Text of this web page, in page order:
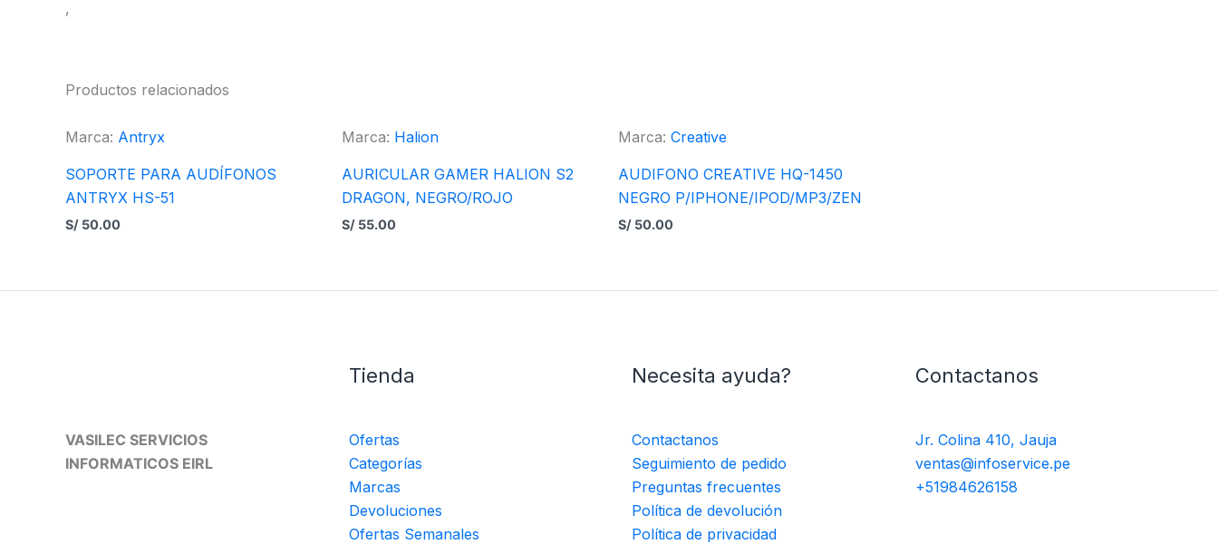
,
Productos relacionados
Marca: Antryx
SOPORTE PARA AUDÍFONOS
ANTRYX HS-51
S/ 50.00
Marca: Halion
AURICULAR GAMER HALION S2
DRAGON, NEGRO/ROJO
S/ 55.00
Marca: Creative
AUDIFONO CREATIVE HQ-1450
NEGRO P/IPHONE/IPOD/MP3/ZEN
S/ 50.00
VASILEC SERVICIOS
INFORMATICOS EIRL
Tienda
Ofertas
Categorías
Marcas
Devoluciones
Ofertas Semanales
Necesita ayuda?
Contactanos
Seguimiento de pedido
Preguntas frecuentes
Política de devolución
Política de privacidad
Contactanos
Jr. Colina 410, Jauja
ventas@infoservice.pe
+51984626158